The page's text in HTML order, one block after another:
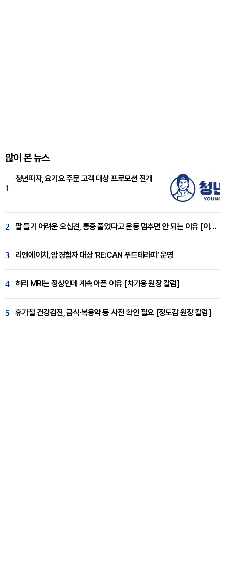
많이 본 뉴스
1
청년피자, 요기요 주문 고객 대상 프로모션 전개
2 팔 들기 어려운 오십견, 통증 줄었다고 운동 멈추면 안 되는 이유 [이병욱 원장 칼럼]
3 리엔에이치, 암경험자 대상 ‘RE:CAN 푸드테라피’ 운영
4 허리 MRI는 정상인데 계속 아픈 이유 [차기용 원장 칼럼]
5 휴가철 건강검진, 금식·복용약 등 사전 확인 필요 [정도감 원장 칼럼]